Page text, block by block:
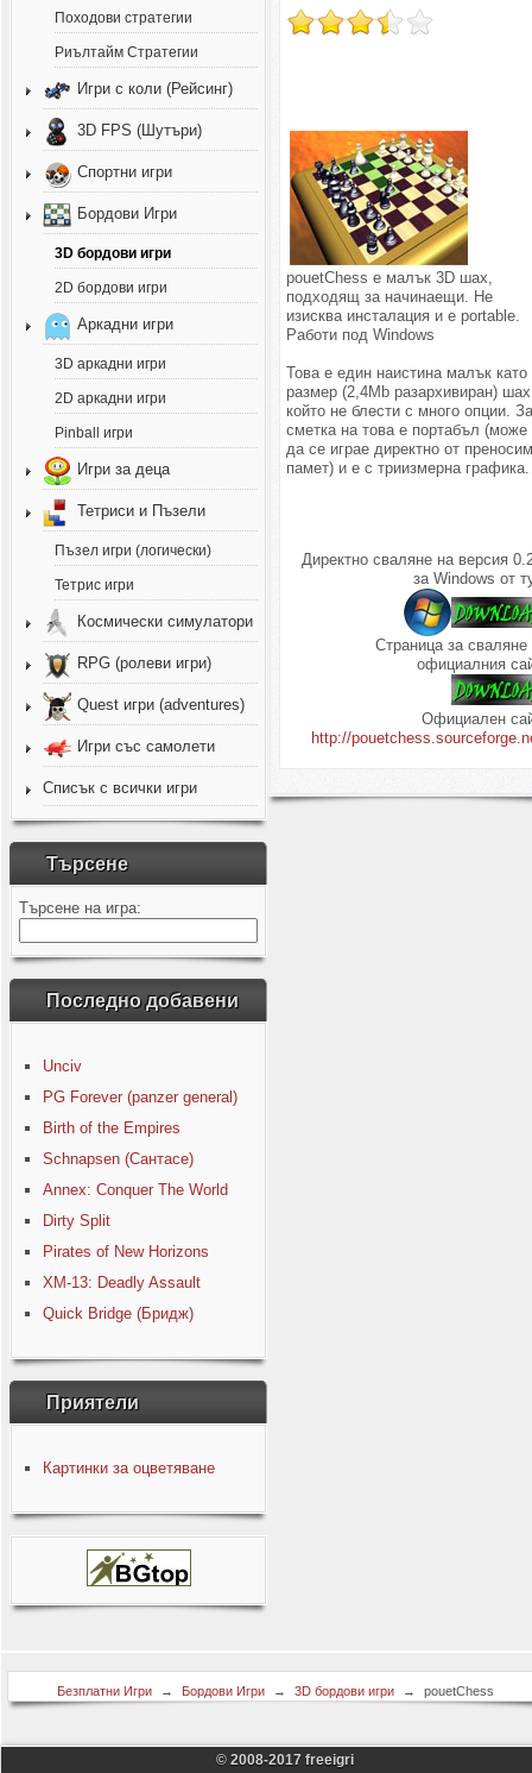
Походови стратегии
Риълтайм Стратегии
Игри с коли (Рейсинг)
3D FPS (Шутъри)
Спортни игри
Бордови Игри
3D бордови игри
2D бордови игри
Аркадни игри
3D аркадни игри
2D аркадни игри
Pinball игри
Игри за деца
Тетриси и Пъзели
Пъзел игри (логически)
Тетрис игри
Космически симулатори
RPG (ролеви игри)
Quest игри (adventures)
Игри със самолети
Списък с всички игри
Търсене
Търсене на игра:
Последно добавени
Unciv
PG Forever (panzer general)
Birth of the Empires
Schnapsen (Сантасе)
Annex: Conquer The World
Dirty Split
Pirates of New Horizons
XM-13: Deadly Assault
Quick Bridge (Бридж)
Приятели
Картинки за оцветяване
pouetChess е малък 3D шах,
подходящ за начинаещи. Не
изисква инсталация и е portable.
Работи под Windows
Това е един наистина малък като
размер (2,4Mb разархивиран)
който не блести с много опции.
сметка на това е портабъл (може
да се играе директно от
памет) и е с триизмерна графика.
Директно сваляне на версия
за Windows от
Страница за сваляне
официалния
Официален
http://
Безплатни Игри → Бордови Игри → 3D бордови игри → pouetChess
© 2008-2017 freeigri